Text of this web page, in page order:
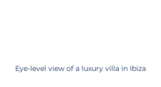
Eye-level view of a luxury villa in Ibiza